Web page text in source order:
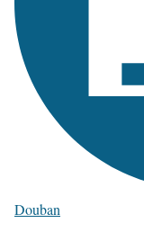
Douban